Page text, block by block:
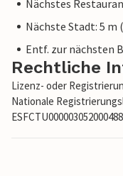
Nächstes
Nächste Stadt: 5 m
Entf. zur nächsten
Rechtliche
Lizenz- oder
Nationale